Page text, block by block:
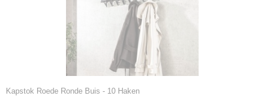
Kapstok Roede Ronde Buis - 10 Haken